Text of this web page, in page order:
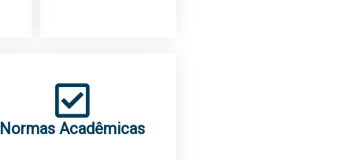
Normas Acadêmicas